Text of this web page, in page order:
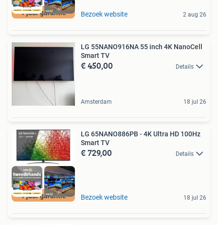
1 jaar garantie Bezoek website 2 aug 26
LG 55NANO916NA 55 inch 4K NanoCell
Smart TV
€ 450,00 Details
Amsterdam 18 jul 26
1 jaar garantie
LG 65NANO886PB - 4K Ultra HD 100Hz
Smart TV
€ 729,00 Details
Bezoek website 18 jul 26